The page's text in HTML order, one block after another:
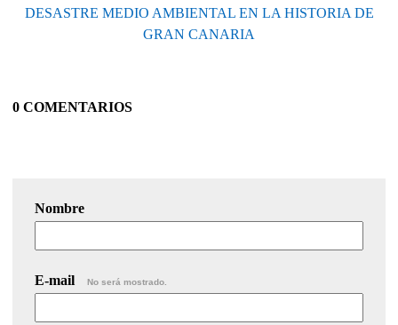
DESASTRE MEDIO AMBIENTAL EN LA HISTORIA DE
GRAN CANARIA
0 COMENTARIOS
Nombre
E-mail No será mostrado.